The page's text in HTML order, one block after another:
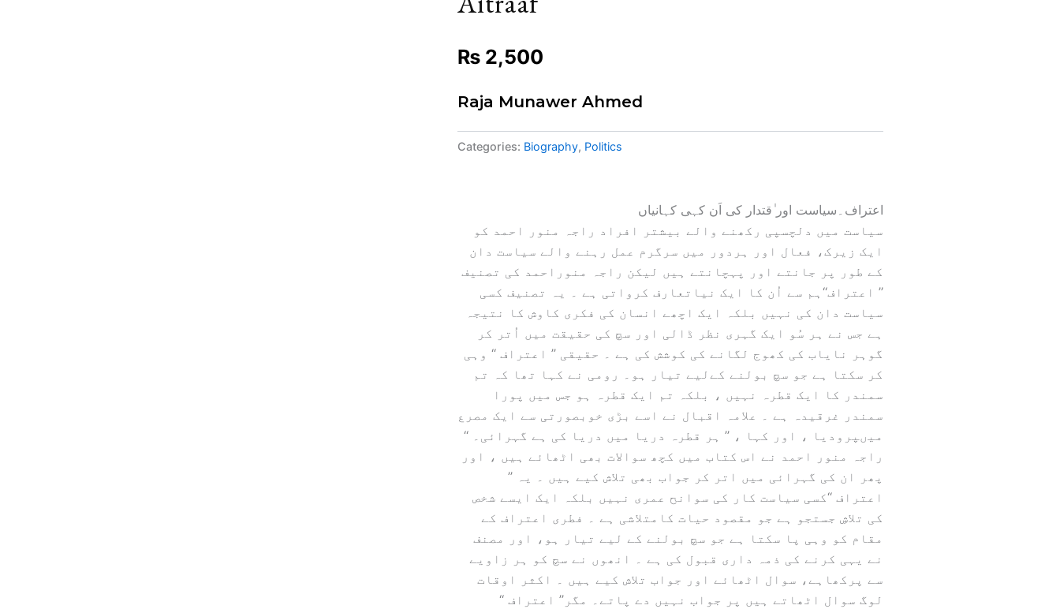
₨ 2,500
Raja Munawer Ahmed
Categories: Biography, Politics
اعتراف۔سیاست اور ٰقتدار کی اَن کہی کہانیاں
سیاست میں دلچسپی رکھنے والے بیشتر افراد راجہ منور احمد کو
ایک زیرک، فعال اور ہردور میں سرگرم عمل رہنے والے سیاست دان
کے طور پر جانتے اور پہچانتے ہیں لیکن راجہ منوراحمد کی تصنیف
’’ اعتراف‘‘ہم سے اُن کا ایک نیاتعارف کرواتی ہے ۔ یہ تصنیف کسی
سیاست دان کی نہیں بلکہ ایک اچھے انسان کی فکری کاوش کا نتیجہ
ہے جس نے ہر سُو ایک گہری نظر ڈالی اور سچ کی حقیقت میں اُتر کر
گوہر نایاب کی کھوج لگانے کی کوشش کی ہے ۔ حقیقی ’’ اعتراف ‘‘ وہی
کر سکتا ہے جو سچ بولنے کےلیے تیار ہو۔ رومی نے کہا تھا کہ تم
سمندر کا ایک قطرہ نہیں ، بلکہ تم ایک قطرہ ہو جس میں پورا
سمندر غرقیدہ ہے ۔ علامہ اقبال نے اسے بڑی خوبصورتی سے ایک مصرع
میںپرودیا ، اور کہا ، ’’ ہر قطرہ دریا میں دریا کی ہے گہرائی۔ ‘‘
راجہ منور احمد نے اس کتاب میں کچھ سوالات بھی اٹھائے ہیں ، اور
پھر ان کی گہرائی میں اتر کر جواب بھی تلاش کیے ہیں ۔ یہ ’’
اعتراف ‘‘کسی سیاست کار کی سوانح عمری نہیں بلکہ ایک ایسے شخص
کی تلاشِ جستجو ہے جو مقصود حیات کامتلاشی ہے ۔ فطری اعتراف کے
مقام کو وہی پا سکتا ہے جو سچ بولنے کے لیے تیار ہو، اور مصنف
نے یہی کرنے کی ذمہ داری قبول کی ہے ۔ انھوں نے سچ کو ہر زاویے
سے پرکھاہے، سوال اٹھائے اور جواب تلاش کیے ہیں ۔ اکثر اوقات
لوگ سوال اٹھاتے ہیں پر جواب نہیں دے پاتے۔ مگر’’ اعتراف ‘‘